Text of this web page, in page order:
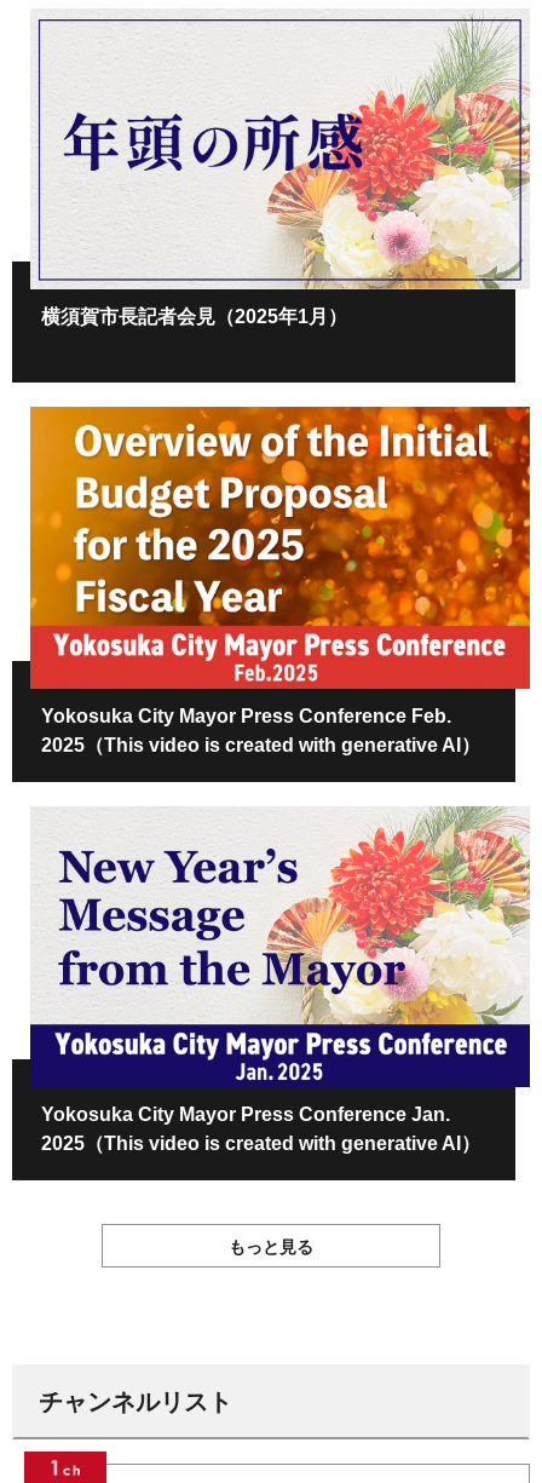
横須賀市長記者会見（2025年1月）
Yokosuka City Mayor Press Conference Feb.
2025（This video is created with generative AI）
Yokosuka City Mayor Press Conference Jan.
2025（This video is created with generative AI）
もっと見る
チャンネルリスト